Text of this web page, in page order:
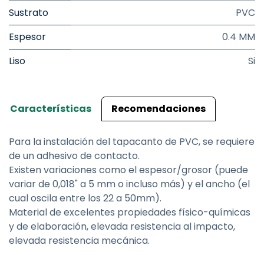
Sustrato
PVC
Espesor
0.4 MM
Liso
Si
Características Recomendaciones
Para la instalación del tapacanto de PVC, se requiere
de un adhesivo de contacto.
Existen variaciones como el espesor/grosor (puede
variar de 0,018" a 5 mm o incluso más) y el ancho (el
cual oscila entre los 22 a 50mm).
Material de excelentes propiedades físico-químicas
y de elaboración, elevada resistencia al impacto,
elevada resistencia mecánica.